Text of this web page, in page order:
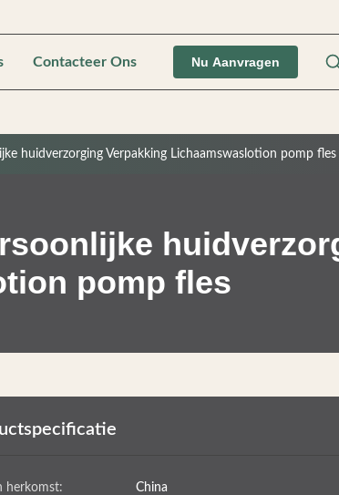
Contacteer Ons Nu Aanvragen
huidverzorging Verpakking Lichaamswaslotion pomp fles
pomp fles
herkomst: China